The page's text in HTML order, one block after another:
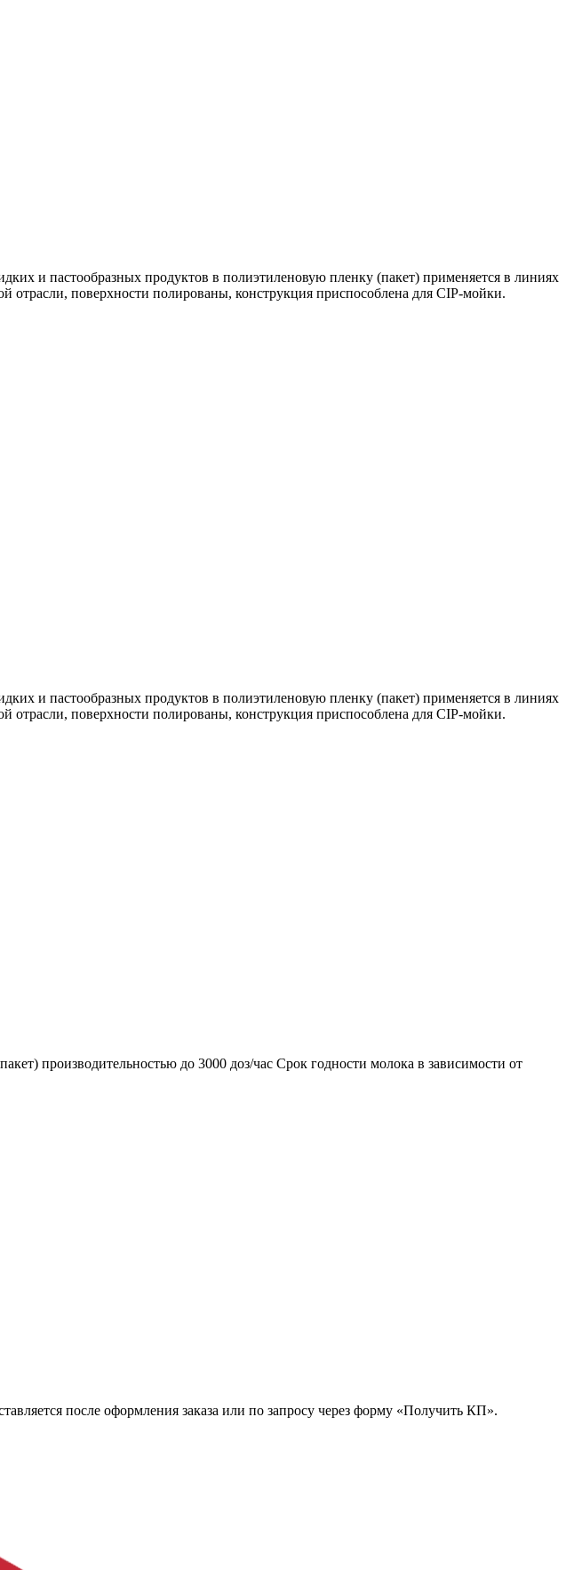
и пастообразных продуктов в полиэтиленовую пленку (пакет) применяется в линиях
отрасли, поверхности полированы, конструкция приспособлена для CIP-мойки.
и пастообразных продуктов в полиэтиленовую пленку (пакет) применяется в линиях
отрасли, поверхности полированы, конструкция приспособлена для CIP-мойки.
производительностью до 3000 доз/час Срок годности молока в зависимости от
после оформления заказа или по запросу через форму «Получить КП».